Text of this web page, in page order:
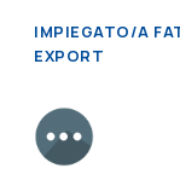
IMPIEGATO/A
EXPORT